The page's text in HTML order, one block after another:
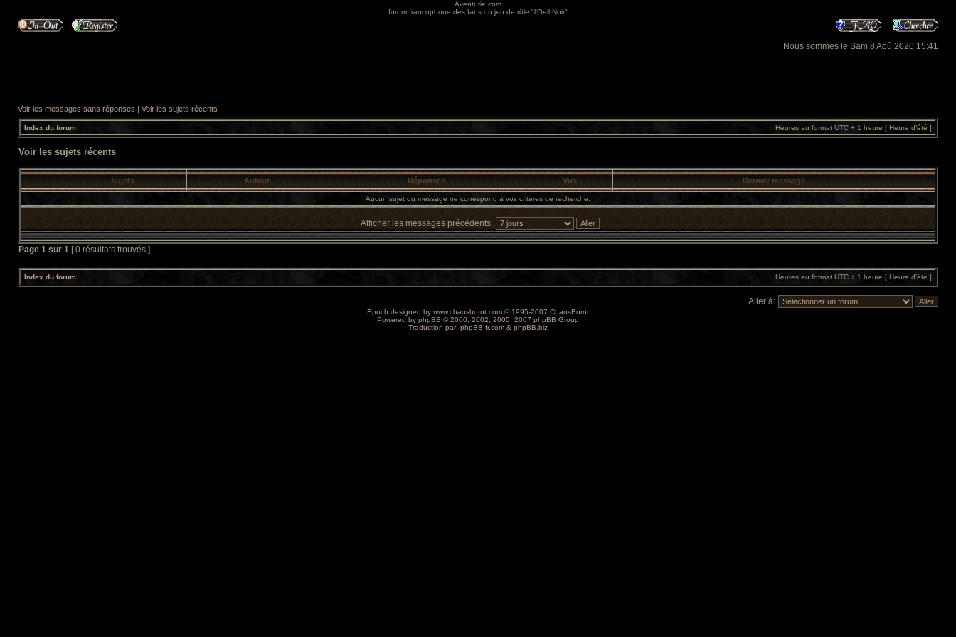
Aventurie.com
forum francophone des fans du jeu de rôle "l'Oeil Noir"
Nous sommes le Sam 8 Aoû 2026 15:41
Voir les messages sans réponses | Voir les sujets récents
Index du forum Heures au format UTC + 1 heure [ Heure d’été ]
Voir les sujets récents
Sujets Auteur Réponses Vus Dernier message
Aucun sujet ou message ne correspond à vos critères de recherche.
Afficher les messages précédents:
Page 1 sur 1 [ 0 résultats trouvés ]
Index du forum Heures au format UTC + 1 heure [ Heure d’été ]
Aller à:
Epoch designed by www.chaosburnt.com © 1995-2007 ChaosBurnt
Powered by phpBB © 2000, 2002, 2005, 2007 phpBB Group
Traduction par: phpBB-fr.com & phpBB.biz